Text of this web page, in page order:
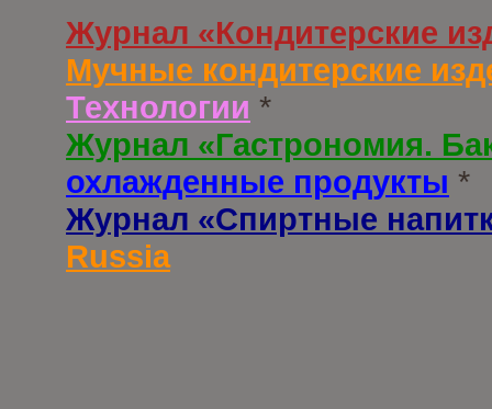
Журнал «Кондитерские
Мучные кондитерские
Технологии *
Журнал «Гастрономия.
охлажденные продукты *
Журнал «Спиртные
Russia